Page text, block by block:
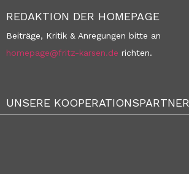
REDAKTION DER HOMEPAGE
Beiträge, Kritik & Anregungen bitte an
homepage@fritz-karsen.de richten.
UNSERE KOOPERATIONSPARTNER